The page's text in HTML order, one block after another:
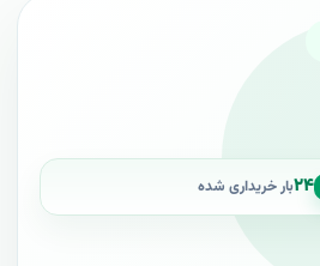
۲۴بار خریداری شده